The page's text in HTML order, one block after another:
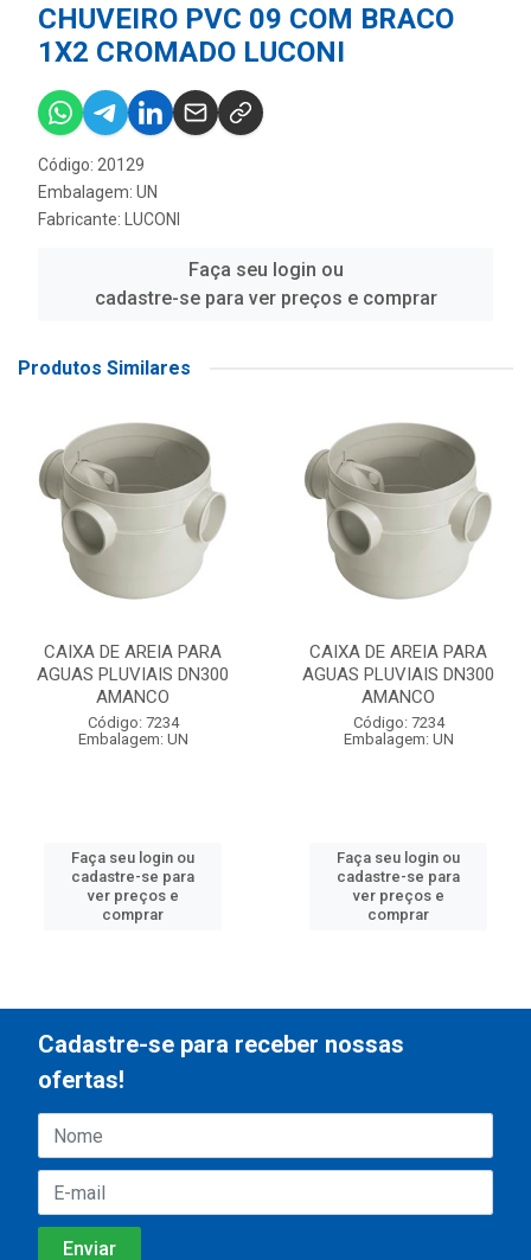
CHUVEIRO PVC 09 COM BRACO
1X2 CROMADO LUCONI
Código: 20129
Embalagem: UN
Fabricante:
LUCONI
Faça seu login ou
cadastre-se para ver preços e comprar
Produtos Similares
CAIXA DE AREIA PARA
AGUAS PLUVIAIS DN300
AMANCO
Código: 7234
Embalagem: UN
Faça seu login ou
cadastre-se para
ver preços e
comprar
CAIXA DE AREIA PARA
AGUAS PLUVIAIS DN300
AMANCO
Código: 7234
Embalagem: UN
Faça seu login ou
cadastre-se para
ver preços e
comprar
Cadastre-se para receber nossas
ofertas!